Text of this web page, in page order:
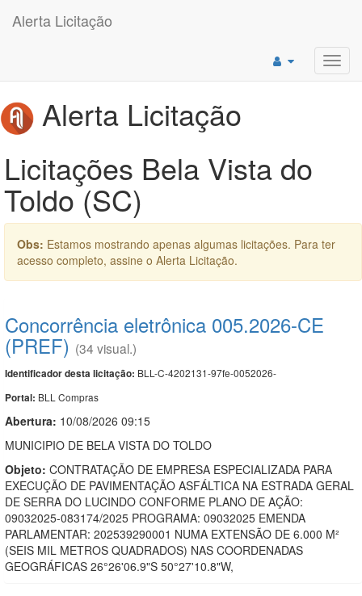
Alerta Licitação
Alerta Licitação
Licitações Bela Vista do
Toldo (SC)
Obs: Estamos mostrando apenas algumas licitações. Para ter
acesso completo, assine o Alerta Licitação.
Concorrência eletrônica 005.2026-CE
(PREF) (34 visual.)
Identificador desta licitação: BLL-C-4202131-97fe-0052026-
Portal: BLL Compras
Abertura: 10/08/2026 09:15
MUNICIPIO DE BELA VISTA DO TOLDO
Objeto: CONTRATAÇÃO DE EMPRESA ESPECIALIZADA PARA
EXECUÇÃO DE PAVIMENTAÇÃO ASFÁLTICA NA ESTRADA GERAL
DE SERRA DO LUCINDO CONFORME PLANO DE AÇÃO:
09032025-083174/2025 PROGRAMA: 09032025 EMENDA
PARLAMENTAR: 202539290001 NUMA EXTENSÃO DE 6.000 M²
(SEIS MIL METROS QUADRADOS) NAS COORDENADAS
GEOGRÁFICAS 26°26'06.9"S 50°27'10.8"W,